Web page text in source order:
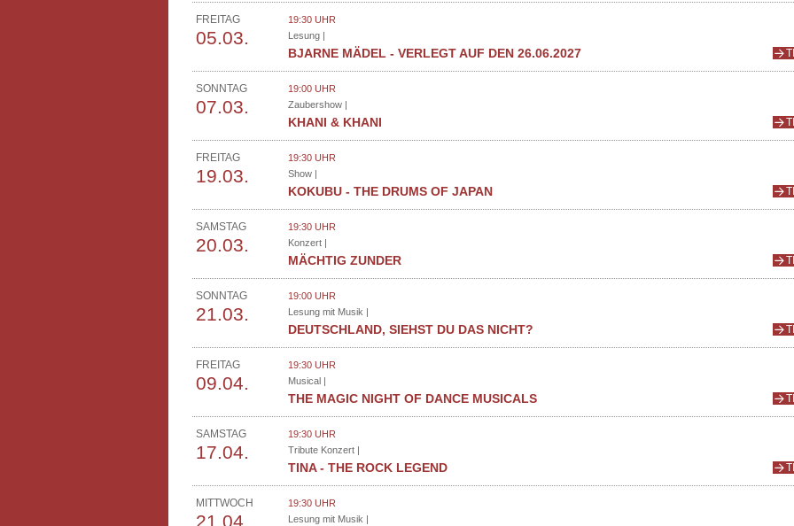
FREITAG
05.03.
19:30 UHR
Lesung |
BJARNE MÄDEL - VERLEGT AUF DEN 26.06.2027
SONNTAG
07.03.
19:00 UHR
Zaubershow |
KHANI & KHANI
FREITAG
19.03.
19:30 UHR
Show |
KOKUBU - THE DRUMS OF JAPAN
SAMSTAG
20.03.
19:30 UHR
Konzert |
MÄCHTIG ZUNDER
SONNTAG
21.03.
19:00 UHR
Lesung mit Musik |
DEUTSCHLAND, SIEHST DU DAS NICHT?
FREITAG
09.04.
19:30 UHR
Musical |
THE MAGIC NIGHT OF DANCE MUSICALS
SAMSTAG
17.04.
19:30 UHR
Tribute Konzert |
TINA - THE ROCK LEGEND
MITTWOCH
21.04.
19:30 UHR
Lesung mit Musik |